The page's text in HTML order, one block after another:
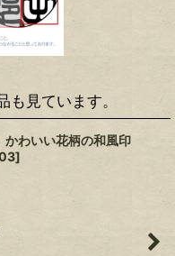
見ています。
かわいい花柄の和風印
]